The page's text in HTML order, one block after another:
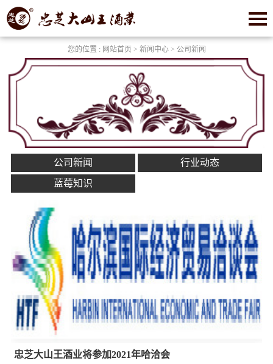
您的位置 : 网站首页 > 新闻中心> 公司新闻
公司新闻
行业动态
蓝莓知识
忠芝大山王酒业将参加2021年哈洽会